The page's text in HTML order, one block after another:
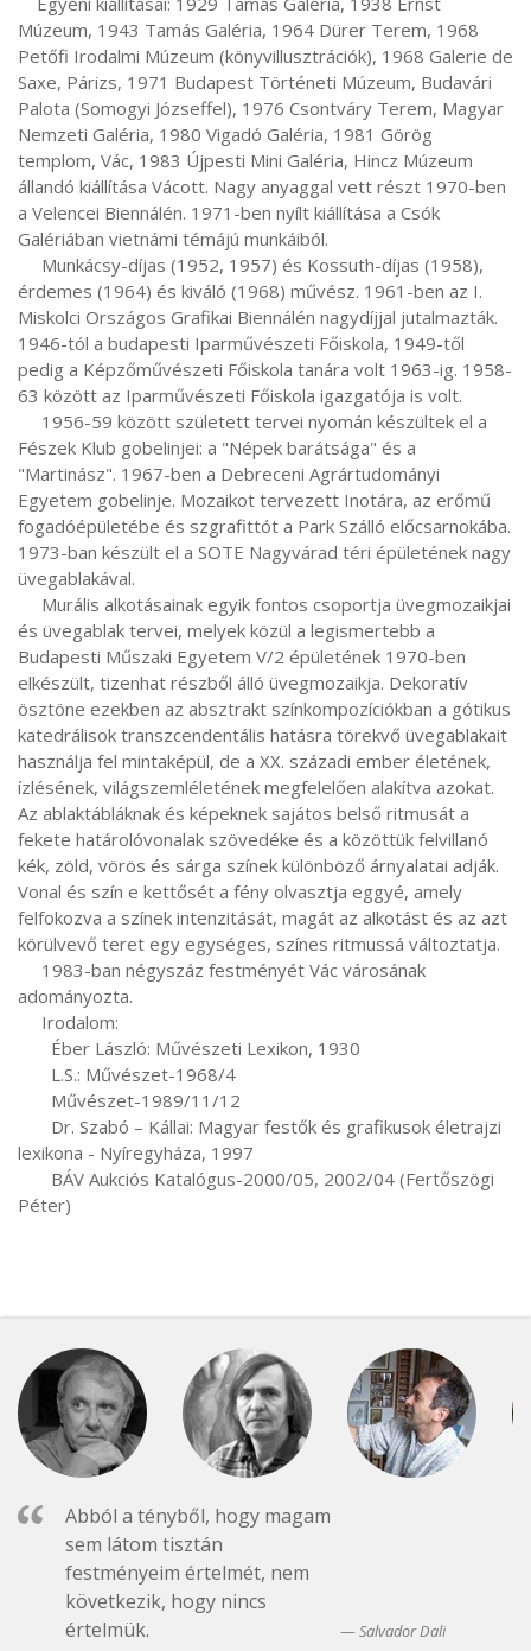
Múzeum, 1943 Tamás Galéria, 1964 Dürer Terem, 1968
Petőfi Irodalmi Múzeum (könyvillusztrációk), 1968 Galerie de
Saxe, Párizs, 1971 Budapest Történeti Múzeum, Budavári
Palota (Somogyi Józseffel), 1976 Csontváry Terem, Magyar
Nemzeti Galéria, 1980 Vigadó Galéria, 1981 Görög
templom, Vác, 1983 Újpesti Mini Galéria, Hincz Múzeum
állandó kiállítása Vácott. Nagy anyaggal vett részt 1970-ben
a Velencei Biennálén. 1971-ben nyílt kiállítása a Csók
Galériában vietnámi témájú munkáiból.
érdemes (1964) és kiváló (1968) művész. 1961-ben az I.
Miskolci Országos Grafikai Biennálén nagydíjjal jutalmazták.
1946-tól a budapesti Iparművészeti Főiskola, 1949-től
pedig a Képzőművészeti Főiskola tanára volt 1963-ig. 1958-
63 között az Iparművészeti Főiskola igazgatója is volt.
Fészek Klub gobelinjei: a "Népek barátsága" és a
"Martinász". 1967-ben a Debreceni Agrártudományi
Egyetem gobelinje. Mozaikot tervezett Inotára, az erőmű
fogadóépületébe és szgrafittót a Park Szálló előcsarnokába.
1973-ban készült el a SOTE Nagyvárad téri épületének nagy
üvegablakával.
és üvegablak tervei, melyek közül a legismertebb a
Budapesti Műszaki Egyetem V/2 épületének 1970-ben
elkészült, tizenhat részből álló üvegmozaikja. Dekoratív
ösztöne ezekben az absztrakt színkompozíciókban a gótikus
katedrálisok transzcendentális hatásra törekvő üvegablakait
használja fel mintaképül, de a XX. századi ember életének,
ízlésének, világszemléletének megfelelően alakítva azokat.
Az ablaktábláknak és képeknek sajátos belső ritmusát a
fekete határolóvonalak szövedéke és a közöttük felvillanó
kék, zöld, vörös és sárga színek különböző árnyalatai adják.
Vonal és szín e kettősét a fény olvasztja eggyé, amely
felfokozva a színek intenzitását, magát az alkotást és az azt
körülvevő teret egy egységes, színes ritmussá változtatja.
adományozta.
lexikona - Nyíregyháza, 1997
Péter)
Abból a tényből, hogy magam
sem látom tisztán
festményeim értelmét, nem
következik, hogy nincs
értelmük.
Salvador Dali